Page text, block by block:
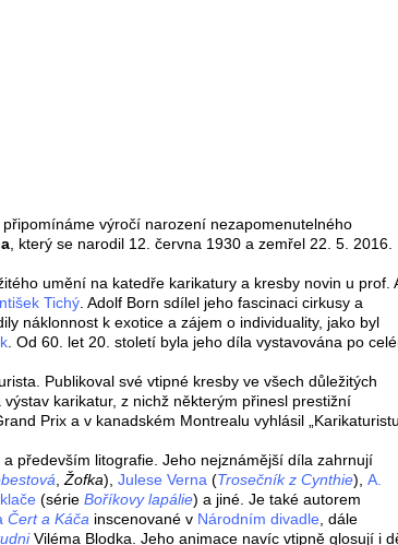
výročí narození nezapomenutelného
, který se narodil 12. června 1930 a zemřel 22. 5. 2016.
umění na katedře karikatury a kresby novin u prof.
Tichý . Adolf Born sdílel jeho fascinaci cirkusy a
náklonnost k exotice a zájem o individuality, jako byl
. Od 60. let 20. století byla jeho díla vystavována po
Publikoval své vtipné kresby ve všech důležitých
karikatur, z nichž některým přinesl prestižní
Prix a v kanadském Montrealu vyhlásil „Karikaturistu
a především litografie. Jeho nejznámější díla zahrnují
Žofka), Julese Verna (Trosečník z Cynthie), A.
(série Boříkovy lapálie) a jiné. Je také autorem
Čert a Káča inscenované v Národním divadle , dále
Viléma Blodka. Jeho animace navíc vtipně glosují i